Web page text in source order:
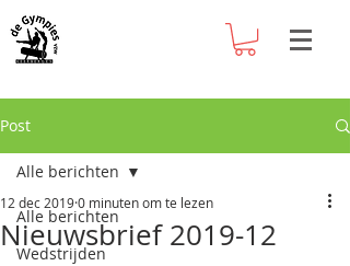
Post
Alle berichten
Wedstrijden
Alle berichten
Nieuwsbrief 2019-12
12 dec 20190 minuten om te lezen